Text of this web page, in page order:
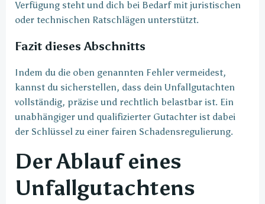
Verfügung steht und dich bei Bedarf mit juristischen
oder technischen Ratschlägen unterstützt.
Fazit dieses Abschnitts
Indem du die oben genannten Fehler vermeidest,
kannst du sicherstellen, dass dein Unfallgutachten
vollständig, präzise und rechtlich belastbar ist. Ein
unabhängiger und qualifizierter Gutachter ist dabei
der Schlüssel zu einer fairen Schadensregulierung.
Der Ablauf eines
Unfallgutachtens